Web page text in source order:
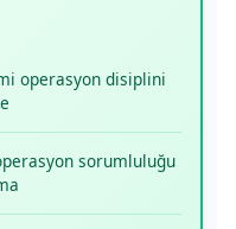
operasyon disiplini
sorumluluğu